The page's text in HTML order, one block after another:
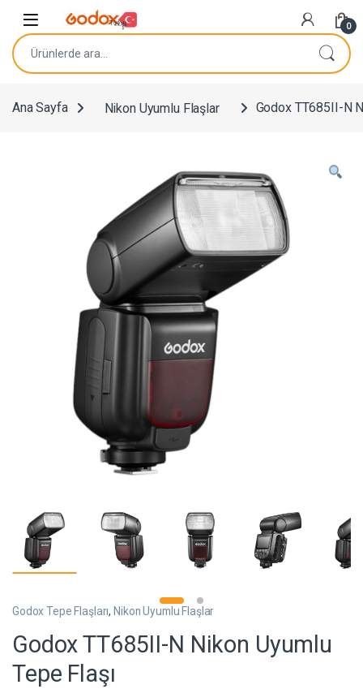
0
Ara:
Ana Sayfa Nikon Uyumlu Flaşlar Godox TT685II-N
Godox Tepe Flaşları,Nikon Uyumlu Flaşlar
Godox TT685II-N Nikon Uyumlu
Tepe Flaşı